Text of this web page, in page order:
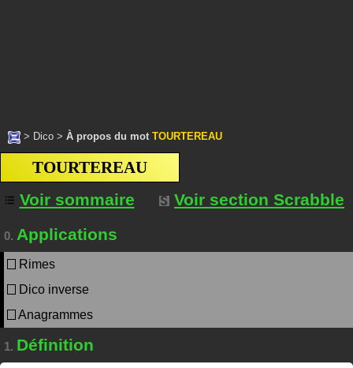
> Dico > À propos du mot TOURTEREAU
TOURTEREAU
Voir sommaire
Voir section Scrabble
0. Applications
Rimes
Dico inverse
Anagrammes
1. Définition